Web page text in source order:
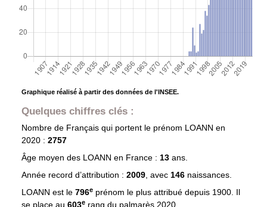
Graphique réalisé à partir des données de l'INSEE.
Quelques chiffres clés :
Nombre de Français qui portent le prénom LOANN en
2020 : 2757
Âge moyen des LOANN en France : 13 ans.
Année record d’attribution : 2009, avec 146 naissances.
LOANN est le 796eprénom le plus attribué depuis 1900. Il
se place au 603e rang du palmarès 2020.